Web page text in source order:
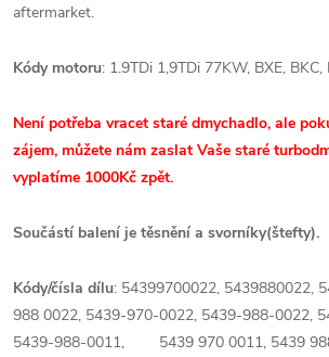
aftermarket.
Kódy motoru: 1.9TDi 1,9TDi 77KW, BXE, BKC,
Není potřeba vracet staré dmychadlo, ale
zájem, můžete nám zaslat Vaše staré
vyplatíme 1000Kč zpět.
Součástí balení je těsnění a svorníky(štefty).
Kódy/čísla dílu: 54399700022, 5439880022,
988 0022, 5439-970-0022, 5439-988-0022,
5439-988-0011, 5439 970 0011, 5439